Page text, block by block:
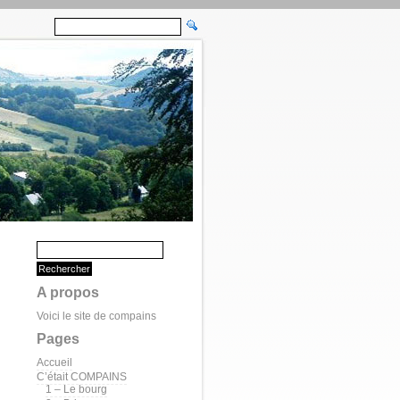
A propos
Voici le site de compains
Pages
Accueil
C’était COMPAINS
1 – Le bourg